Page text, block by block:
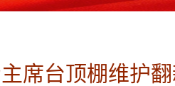
席台顶棚维护